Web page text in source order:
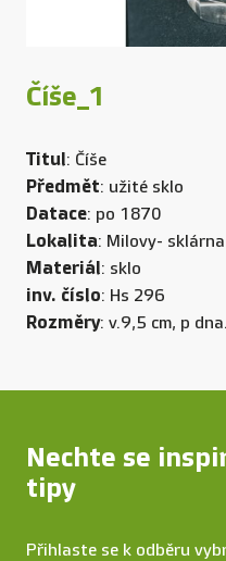
Číše_1
Titul: Číše
Předmět: užité sklo
Datace: po 1870
Lokalita: Milovy-
Materiál: sklo
inv. číslo: Hs 296
Rozměry: v.9,5 cm, p
Nechte se
tipy
Přihlaste se k odběru